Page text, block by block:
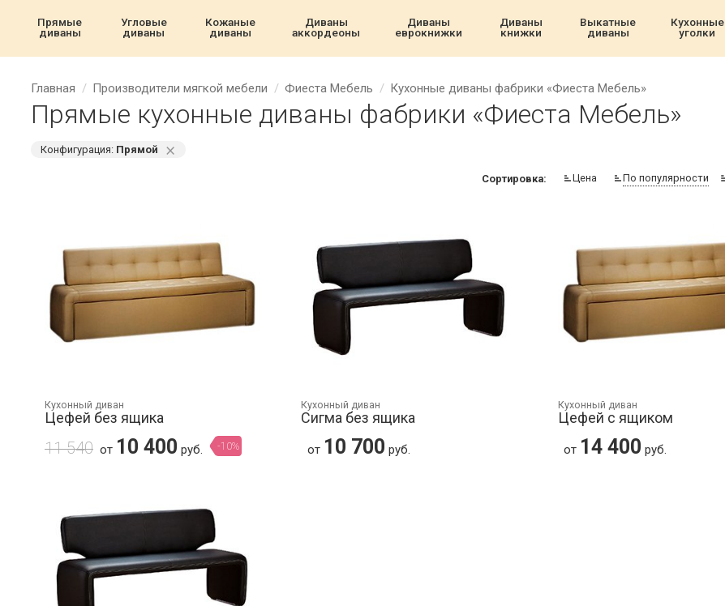
Прямые
диваны
Угловые
диваны
Кожаные
диваны
Диваны
аккордеоны
Диваны
еврокнижки
Диваны
книжки
Выкатные
диваны
Кухонные
уголки
Главная Производители мягкой мебели Фиеста Мебель Кухонные диваны фабрики «Фиеста Мебель»
Прямые кухонные диваны фабрики «Фиеста Мебель»
Конфигурация: Прямой ⨯
Сортировка: Цена По популярности
Кухонный диван
Цефей без ящика
11 540 от 10 400 руб. -10%
Кухонный диван
Сигма без ящика
от 10 700 руб.
Кухонный диван
Цефей с ящиком
от 14 400 руб.